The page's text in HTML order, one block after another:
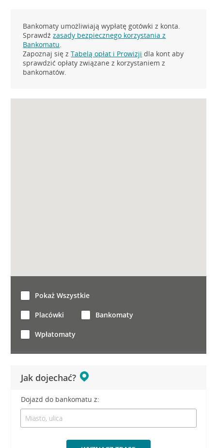
Bankomaty umożliwiają wypłatę gotówki z konta.
Sprawdźzasady bezpiecznego korzystania z
Bankomatu.
Zapoznaj się zTabelą opłat i Prowizji dla kont aby
sprawdzić opłaty związane z korzystaniem z
bankomatów.
Jak dojechać?
Dojazd do bankomatu z:
Pokaż Wszystkie
Placówki Bankomaty
Wpłatomaty